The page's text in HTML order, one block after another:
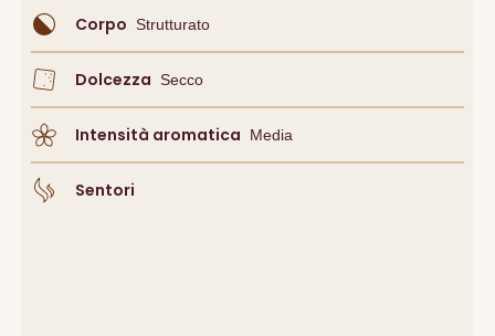
Corpo Strutturato
Dolcezza Secco
Intensità aromatica Media
Sentori